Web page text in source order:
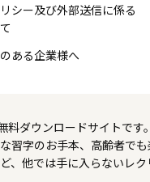
シー及び外部送信に係る
ある企業様へ
ダウンロードサイトです
字のお手本、高齢者でも
、他では手に入らないレ